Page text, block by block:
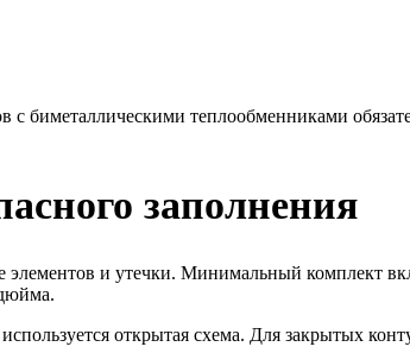
биметаллическими теплообменниками
заполнения
и утечки. Минимальный комплект
открытая схема. Для закрытых